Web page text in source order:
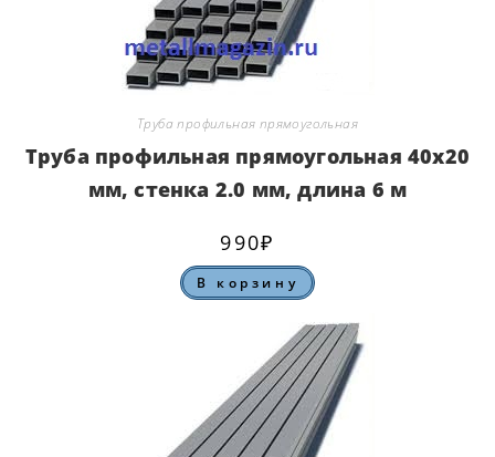
Труба профильная прямоугольная
Труба профильная прямоугольная 40х20
мм, стенка 2.0 мм, длина 6 м
990₽
В корзину